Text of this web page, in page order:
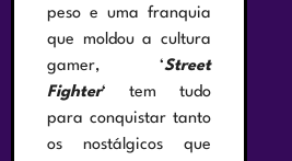
peso e uma franquia
que moldou a cultura
gamer, ‘Street
Fighter‘ tem tudo
para conquistar tanto
os nostálgicos que